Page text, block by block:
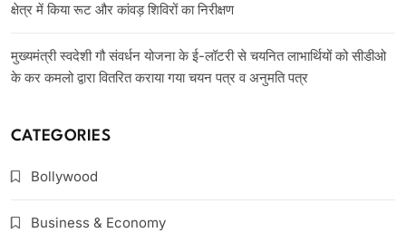
क्षेत्र में किया रूट और कांवड़ शिविरों का निरीक्षण
मुख्यमंत्री स्वदेशी गौ संवर्धन योजना के ई-लॉटरी से चयनित लाभार्थियों को सीडीओ
के कर कमलो द्वारा वितरित कराया गया चयन पत्र व अनुमति पत्र
CATEGORIES
Bollywood
Business & Economy